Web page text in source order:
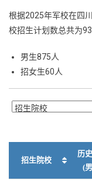
根据2025年军校在四
校招生计划数总共为
男生875人
招女生60人
招生院校
历
(